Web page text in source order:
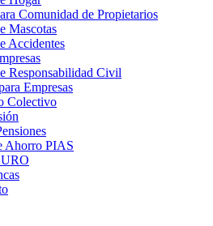
Comunidad de Propietarios
Mascotas
Accidentes
Responsabilidad Civil
Empresas
Colectivo
Ahorro PIAS